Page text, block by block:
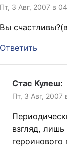
Пт, 3 Авг, 2007 в
Вы
Ответить
Стас Кулеш:
Пт, 3 Авг, 2007
взгляд,
героинового